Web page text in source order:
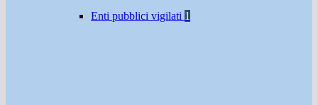
Enti pubblici vigilati 1